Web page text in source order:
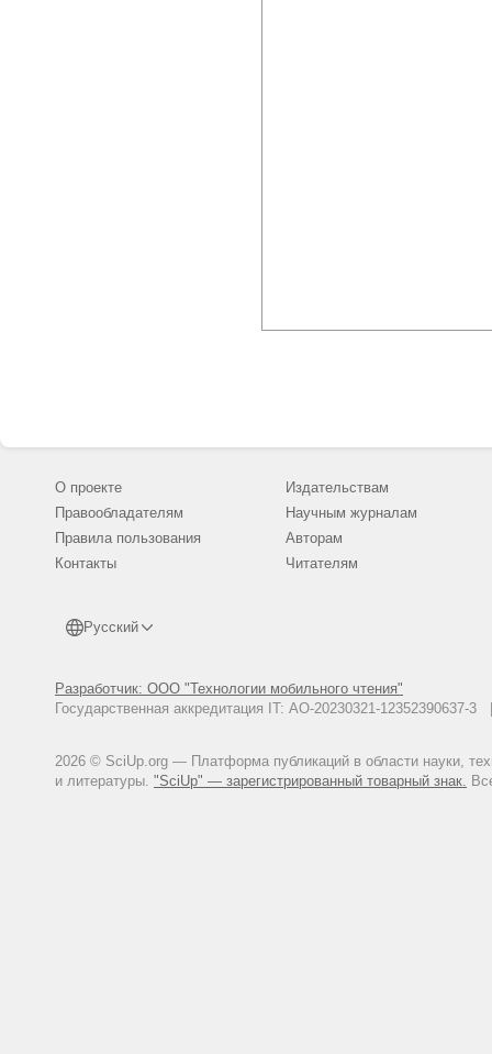
О проекте
Правообладателям
Правила пользования
Контакты
Русский
Разработчик: ООО "Технологии мобильного чтения"
Государственная аккредитация IT: АО-20230321-
2026 © SciUp.org — Платформа публикаций в области науки,
и литературы. "SciUp" — зарегистрированный товарный знак.
Издательствам
Научным журналам
Авторам
Читателям